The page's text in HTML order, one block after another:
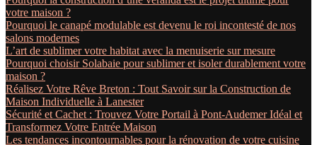
votre maison ?
Pourquoi le canapé modulable est devenu le roi incontesté de nos
salons modernes
L’art de sublimer votre habitat avec la menuiserie sur mesure
Pourquoi choisir Solabaie pour sublimer et isoler durablement votre
maison ?
Réalisez Votre Rêve Breton : Tout Savoir sur la Construction de
Maison Individuelle à Lanester
Sécurité et Cachet : Trouvez Votre Portail à Pont-Audemer Idéal et
Transformez Votre Entrée Maison
Les tendances incontournables pour la rénovation de votre cuisine